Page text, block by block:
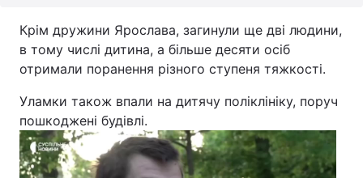
Крім дружини Ярослава, загинули ще дві людини,
в тому числі дитина, а більше десяти осіб
отримали поранення різного ступеня тяжкості.
Уламки також впали на дитячу поліклініку, поруч
пошкоджені будівлі.